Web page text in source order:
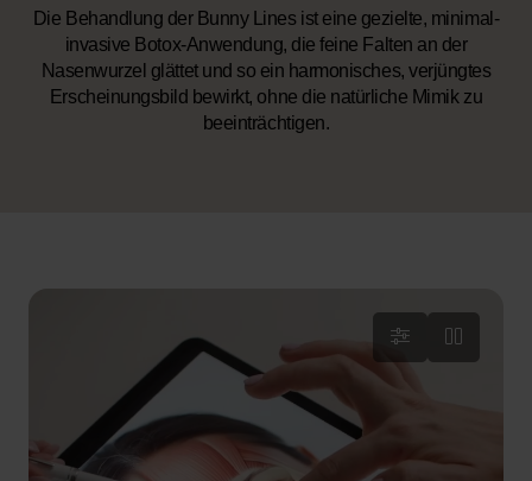
Die Behandlung der Bunny Lines ist eine gezielte, minimal-
invasive Botox-Anwendung, die feine Falten an der
Nasenwurzel glättet und so ein harmonisches, verjüngtes
Erscheinungsbild bewirkt, ohne die natürliche Mimik zu
beeinträchtigen.